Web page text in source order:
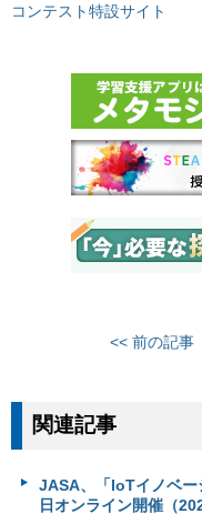
コンテスト特設サイト
<< 前の記事
関連記事
JASA、「IoTイノベー
日オンライン開催（